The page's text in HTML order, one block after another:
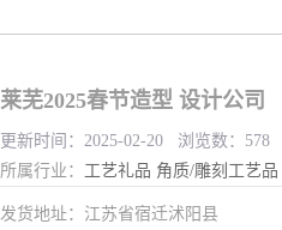
莱芜2025春节造型 设计公司
更新时间：2025-02-20 浏览数：578
所属行业： 工艺礼品 角质/雕刻工艺品
发货地址：江苏省宿迁沭阳县